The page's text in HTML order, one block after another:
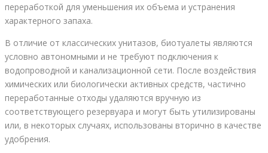
переработкой для уменьшения их объема и устранения
характерного запаха.
В отличие от классических унитазов, биотуалеты являются
условно автономными и не требуют подключения к
водопроводной и канализационной сети. После воздействия
химических или биологически активных средств, частично
переработанные отходы удаляются вручную из
соответствующего резервуара и могут быть утилизированы
или, в некоторых случаях, использованы вторично в качестве
удобрения.